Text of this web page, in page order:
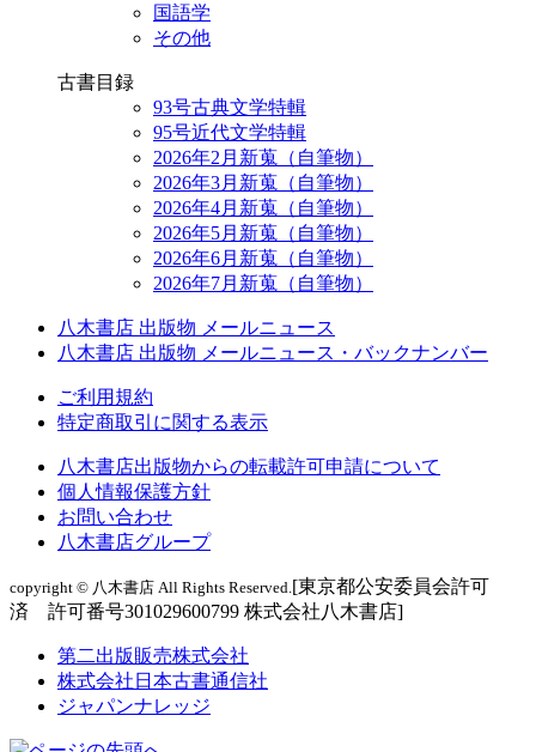
国語学
その他
古書目録
93号古典文学特輯
95号近代文学特輯
2026年2月新蒐（自筆物）
2026年3月新蒐（自筆物）
2026年4月新蒐（自筆物）
2026年5月新蒐（自筆物）
2026年6月新蒐（自筆物）
2026年7月新蒐（自筆物）
八木書店 出版物 メールニュース
八木書店 出版物 メールニュース・バックナンバー
ご利用規約
特定商取引に関する表示
八木書店出版物からの転載許可申請について
個人情報保護方針
お問い合わせ
八木書店グループ
copyright © 八木書店 All Rights Reserved.[東京都公安委員会許可
済 許可番号301029600799 株式会社八木書店]
第二出版販売株式会社
株式会社日本古書通信社
ジャパンナレッジ